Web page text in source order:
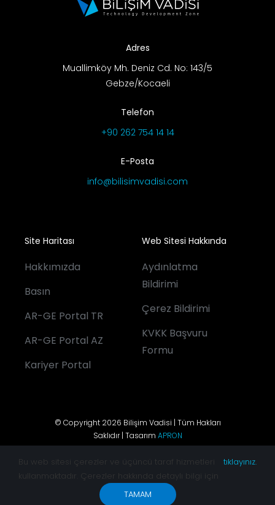
Adres
Muallimköy Mh. Deniz Cd. No: 143/5
Gebze/Kocaeli
Telefon
+90 262 754 14 14
E-Posta
info@bilisimvadisi.com
Site Haritası
Hakkımızda
Basın
AR-GE Portal TR
AR-GE Portal AZ
Kariyer Portal
Web Sitesi Hakkında
Aydınlatma
Bildirimi
Çerez Bildirimi
KVKK Başvuru
Formu
© Copyright 2026 Bilişim Vadisi | Tüm Hakları
Saklıdır | Tasarım APRON
Bu web sitesi çerezler ve üçüncü taraf hizmetleri
kullanmaktadır. Çerezler hakkında detaylı bilgi için
tıklayınız.
TAMAM